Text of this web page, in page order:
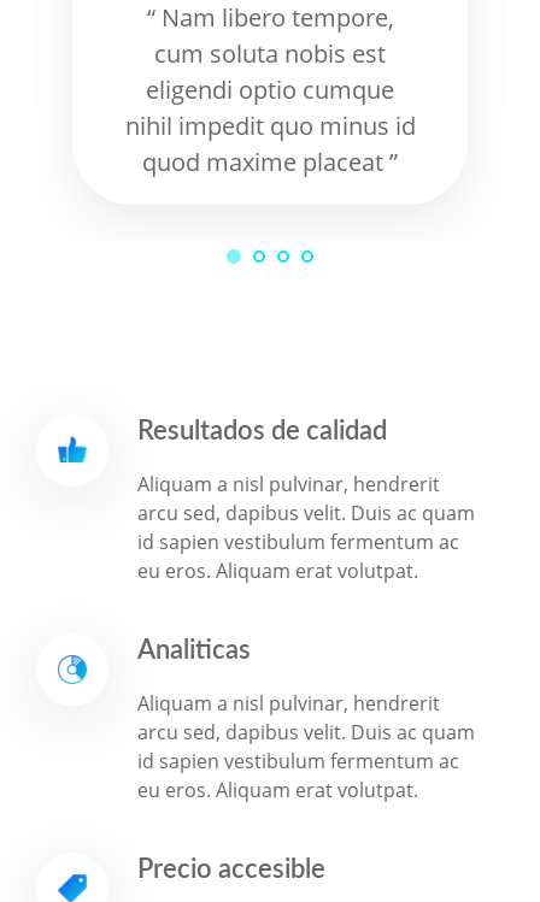
“ Nam libero tempore,
cum soluta nobis est
eligendi optio cumque
nihil impedit quo minus id
quod maxime placeat ”
Resultados de calidad
Aliquam a nisl pulvinar, hendrerit
arcu sed, dapibus velit. Duis ac quam
id sapien vestibulum fermentum ac
eu eros. Aliquam erat volutpat.
Analiticas
Aliquam a nisl pulvinar, hendrerit
arcu sed, dapibus velit. Duis ac quam
id sapien vestibulum fermentum ac
eu eros. Aliquam erat volutpat.
Precio accesible